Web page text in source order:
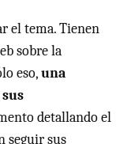
el tema. Tienen
sobre la
eso,una
detallando el
seguir sus